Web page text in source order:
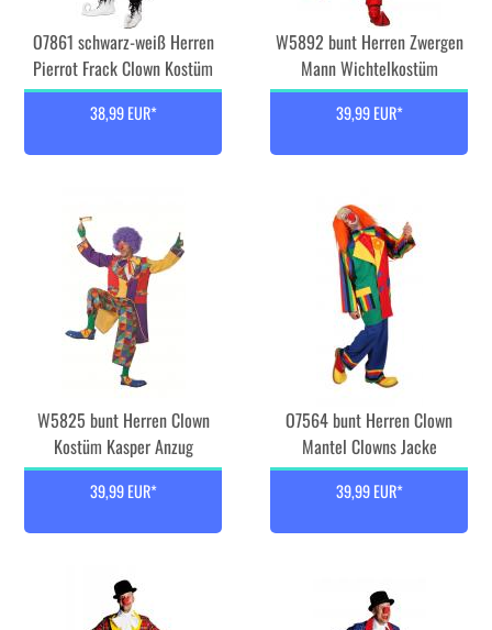
O7861 schwarz-weiß Herren
Pierrot Frack Clown Kostüm
38,99 EUR*
W5892 bunt Herren Zwergen
Mann Wichtelkostüm
39,99 EUR*
W5825 bunt Herren Clown
Kostüm Kasper Anzug
39,99 EUR*
O7564 bunt Herren Clown
Mantel Clowns Jacke
39,99 EUR*